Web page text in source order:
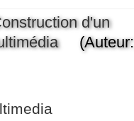
d'un
(Auteur: